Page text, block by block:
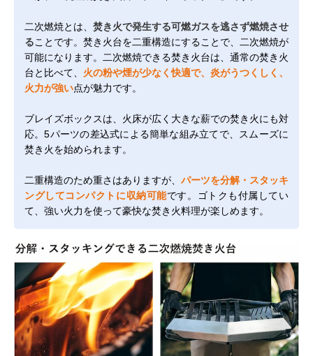
二次燃焼とは、 焚き火で発生する可燃ガスを逃さず燃焼させ
ることです。焚き火台を二重構造にすることで、二次燃焼が
可能になります。二次燃焼できる焚き火台は、通常の焚き火
台と比べて、 火の粉や煙が少なく快適で、炎がうつくしく、
火力が強い点が魅力です。
ブレイズボックスは、火床が広く大きな薪での焚き火にも対
応。5パーツの差込式による簡単な組み立てで、スムーズに
焚き火を始められます。
二重構造のため重さはありますが、 パーツを分解・スタッキ
ングしてコンパクトに収納可能です。ゴトクも付属してい
て、強い火力を使って豪快な焚き火料理が楽しめます。